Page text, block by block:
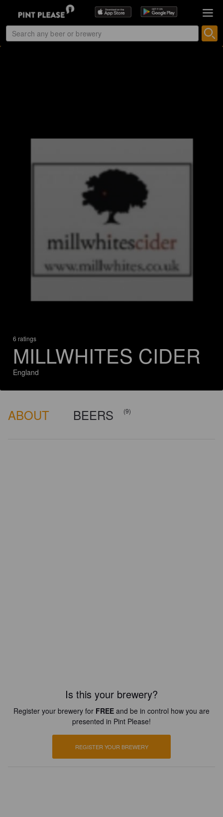
6 ratings
MILLWHITES CIDER
England
ABOUT BEERS (9)
Is this your brewery?
Register your brewery for FREE and be in control how you are
presented in Pint Please!
REGISTER YOUR BREWERY